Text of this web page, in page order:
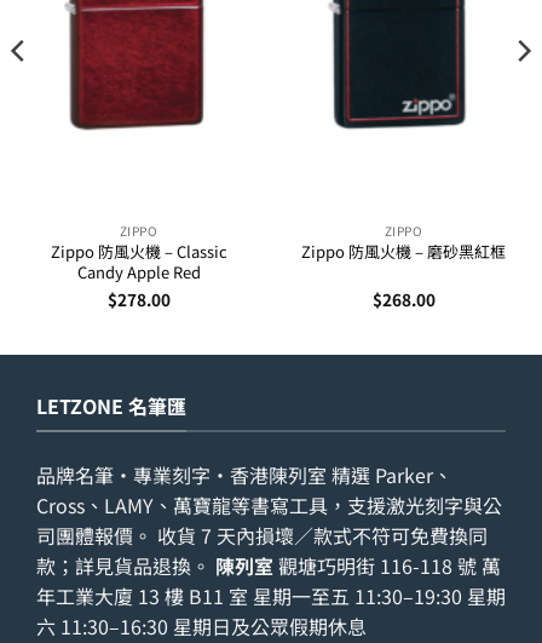
ZIPPO
Zippo 防風火機 – Classic
Candy Apple Red
$278.00
ZIPPO
Zippo 防風火機 – 磨砂黑紅框
$268.00
LETZONE 名筆匯
品牌名筆・專業刻字・香港陳列室 精選 Parker、
Cross、LAMY、萬寶龍等書寫工具，支援激光刻字與公
司團體報價。 收貨 7 天內損壞／款式不符可免費換同
款；詳見貨品退換 。 陳列室 觀塘巧明街 116-118 號 萬
年工業大廈 13 樓 B11 室 星期一至五 11:30–19:30 星期
六 11:30–16:30 星期日及公眾假期休息